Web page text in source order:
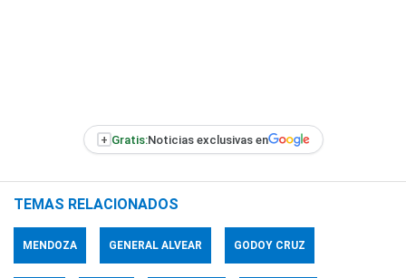
+ Gratis:Noticias exclusivas en
TEMAS RELACIONADOS
MENDOZA GENERAL ALVEAR GODOY CRUZ